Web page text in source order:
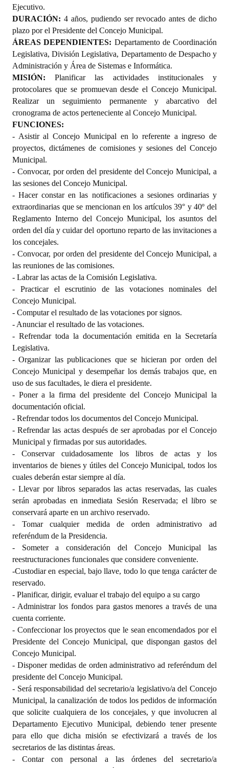
Ejecutivo.
DURACIÓN: 4 años, pudiendo ser revocado antes de dicho
plazo por el Presidente del Concejo Municipal.
ÁREAS DEPENDIENTES: Departamento de Coordinación
Legislativa, División Legislativa, Departamento de Despacho y
Administración y Área de Sistemas e Informática.
MISIÓN:Planificar las actividades institucionales y
protocolares que se promuevan desde el Concejo Municipal.
Realizar un seguimiento permanente y abarcativo del
cronograma de actos perteneciente al Concejo Municipal.
FUNCIONES:
- Asistir al Concejo Municipal en lo referente a ingreso de
proyectos, dictámenes de comisiones y sesiones del Concejo
Municipal.
- Convocar, por orden del presidente del Concejo Municipal, a
las sesiones del Concejo Municipal.
- Hacer constar en las notificaciones a sesiones ordinarias y
extraordinarias que se mencionan en los artículos 39° y 40º del
Reglamento Interno del Concejo Municipal, los asuntos del
orden del día y cuidar del oportuno reparto de las invitaciones a
los concejales.
- Convocar, por orden del presidente del Concejo Municipal, a
las reuniones de las comisiones.
- Labrar las actas de la Comisión Legislativa.
- Practicar el escrutinio de las votaciones nominales del
Concejo Municipal.
- Computar el resultado de las votaciones por signos.
- Anunciar el resultado de las votaciones.
- Refrendar toda la documentación emitida en la Secretaría
Legislativa.
- Organizar las publicaciones que se hicieran por orden del
Concejo Municipal y desempeñar los demás trabajos que, en
uso de sus facultades, le diera el presidente.
- Poner a la firma del presidente del Concejo Municipal la
documentación oficial.
- Refrendar todos los documentos del Concejo Municipal.
- Refrendar las actas después de ser aprobadas por el Concejo
Municipal y firmadas por sus autoridades.
- Conservar cuidadosamente los libros de actas y los
inventarios de bienes y útiles del Concejo Municipal, todos los
cuales deberán estar siempre al día.
- Llevar por libros separados las actas reservadas, las cuales
serán aprobadas en inmediata Sesión Reservada; el libro se
conservará aparte en un archivo reservado.
- Tomar cualquier medida de orden administrativo ad
referéndum de la Presidencia.
- Someter a consideración del Concejo Municipal las
reestructuraciones funcionales que considere conveniente.
-Custodiar en especial, bajo llave, todo lo que tenga carácter de
reservado.
- Planificar, dirigir, evaluar el trabajo del equipo a su cargo
- Administrar los fondos para gastos menores a través de una
cuenta corriente.
- Confeccionar los proyectos que le sean encomendados por el
Presidente del Concejo Municipal, que dispongan gastos del
Concejo Municipal.
- Disponer medidas de orden administrativo ad referéndum del
presidente del Concejo Municipal.
- Será responsabilidad del secretario/a legislativo/a del Concejo
Municipal, la canalización de todos los pedidos de información
que solicite cualquiera de los concejales, y que involucren al
Departamento Ejecutivo Municipal, debiendo tener presente
para ello que dicha misión se efectivizará a través de los
secretarios de las distintas áreas.
- Contar con personal a las órdenes del secretario/a